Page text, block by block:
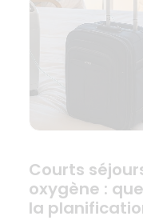
Courts
oxygène :
la